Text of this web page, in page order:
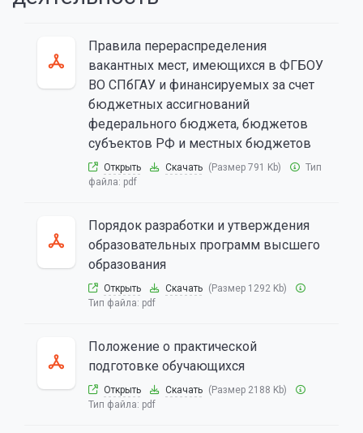
Правила перераспределения
вакантных мест, имеющихся в ФГБОУ
ВО СПбГАУ и финансируемых за счет
бюджетных ассигнований
федерального бюджета, бюджетов
субъектов РФ и местных бюджетов
Открыть Скачать (Размер 791 Kb)
Тип
файла: pdf
Порядок разработки и утверждения
образовательных программ высшего
образования
Открыть Скачать (Размер 1292 Kb)
Тип файла: pdf
Положение о практической
подготовке обучающихся
Открыть Скачать (Размер 2188 Kb)
Тип файла: pdf